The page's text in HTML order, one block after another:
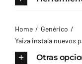
AYUNTAMIENTO
Home
Genérico
Yaiza instala nuevos
Otras